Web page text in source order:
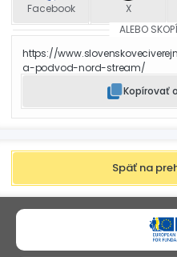
Facebook X
ALEBO
https://
a-podvod-nord-stream/
Kopírovať
Späť na